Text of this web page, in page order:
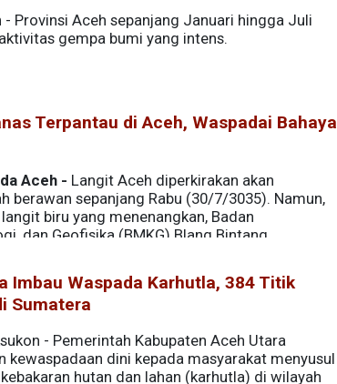
- Provinsi Aceh sepanjang Januari hingga Juli
gempa bumi yang intens.
Terpantau di Aceh, Waspadai Bahaya
Aceh - Langit Aceh diperkirakan akan
berawan sepanjang Rabu (30/7/3035). Namun,
biru yang menenangkan, Badan
dan Geofisika (BMKG) Blang Bintang
pesisir, khususnya barat dan utara Aceh.
Imbau Waspada Karhutla, 384 Titik
Sumatera
- Pemerintah Kabupaten Aceh Utara
kewaspadaan dini kepada masyarakat menyusul
hutan dan lahan (karhutla) di wilayah